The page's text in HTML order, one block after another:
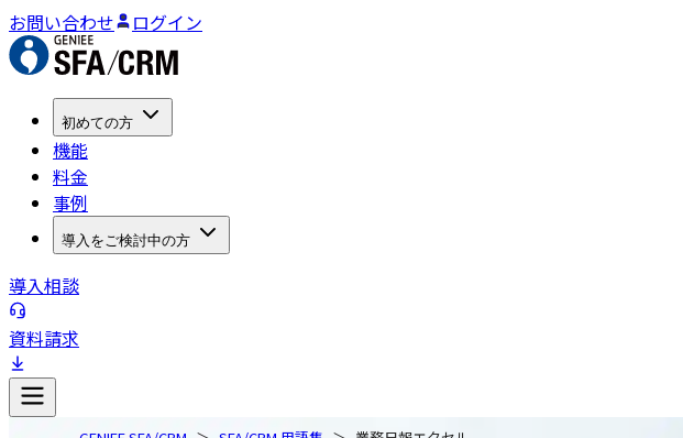
お問い合わせ ログイン
初めての方
機能
料金
事例
導入をご検討中の方
導入相談
資料請求